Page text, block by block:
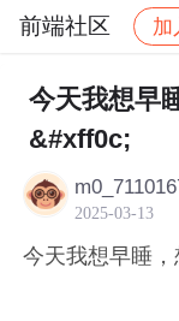
前端社区 加
社区 前端社
今天我想早
&#xff0c;
2025-03-13
今天我想早睡，